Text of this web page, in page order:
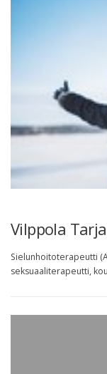
Vilppola Tarja
Sielunhoitoterapeutti
seksuaaliterapeutti,